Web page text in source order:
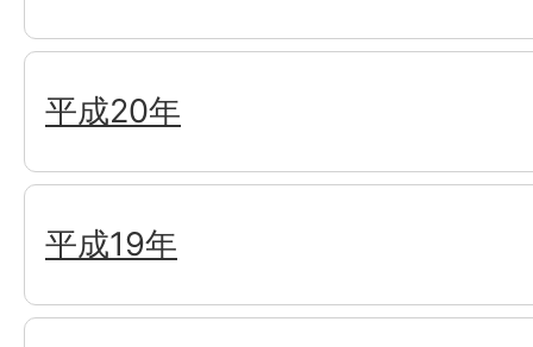
平成20年
平成19年